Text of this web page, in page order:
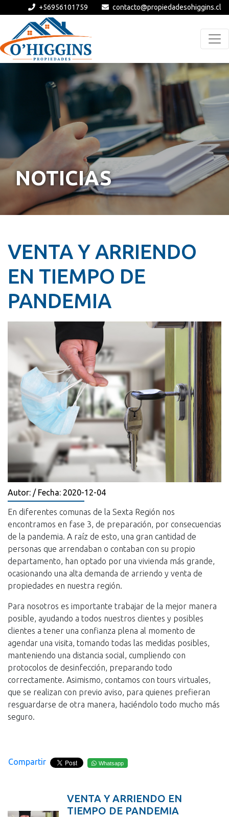
+56956101759 contacto@propiedadesohiggins.cl
NOTICIAS
VENTA Y ARRIENDO
EN TIEMPO DE
PANDEMIA
Autor: / Fecha: 2020-12-04
En diferentes comunas de la Sexta Región nos
encontramos en fase 3, de preparación, por consecuencias
de la pandemia. A raíz de esto, una gran cantidad de
personas que arrendaban o contaban con su propio
departamento, han optado por una vivienda más grande,
ocasionando una alta demanda de arriendo y venta de
propiedades en nuestra región.
Para nosotros es importante trabajar de la mejor manera
posible, ayudando a todos nuestros clientes y posibles
clientes a tener una confianza plena al momento de
agendar una visita, tomando todas las medidas posibles,
manteniendo una distancia social, cumpliendo con
protocolos de desinfección, preparando todo
correctamente. Asimismo, contamos con tours virtuales,
que se realizan con previo aviso, para quienes prefieran
resguardarse de otra manera, haciéndolo todo mucho más
seguro.
Compartir Whatsapp
VENTA Y ARRIENDO EN
TIEMPO DE PANDEMIA